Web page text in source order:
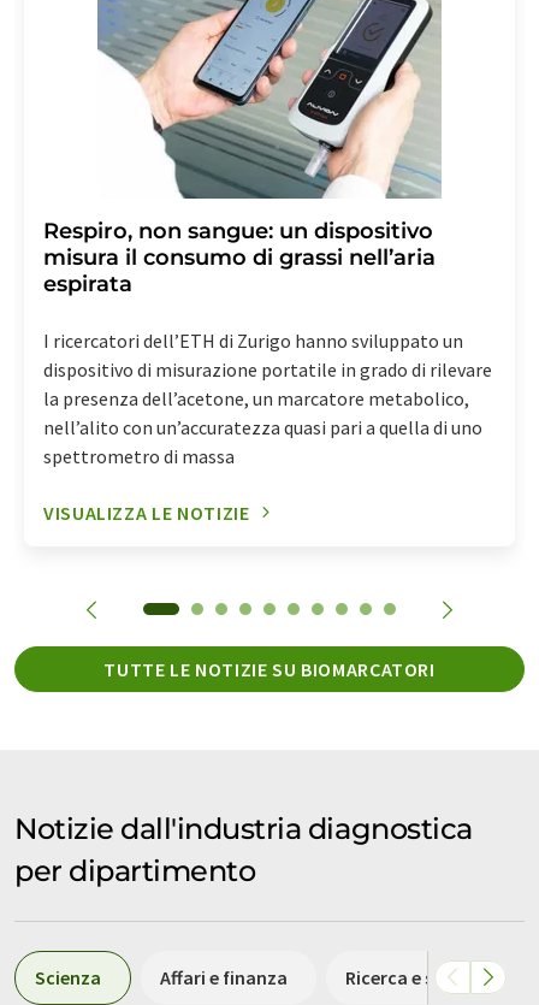
Respiro, non sangue: un dispositivo
misura il consumo di grassi nell’aria
espirata
I ricercatori dell’ETH di Zurigo hanno sviluppato un
dispositivo di misurazione portatile in grado di rilevare
la presenza dell’acetone, un marcatore metabolico,
nell’alito con un’accuratezza quasi pari a quella di uno
spettrometro di massa
VISUALIZZA LE NOTIZIE
TUTTE LE NOTIZIE SU BIOMARCATORI
Notizie dall'industria diagnostica
per dipartimento
Scienza Affari e finanza Ricerca e sviluppo